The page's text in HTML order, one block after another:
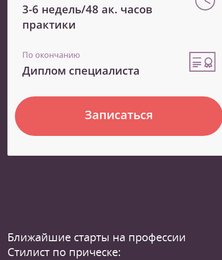
3-6 недель/48 ак. часов
практики
По окончанию
Диплом специалиста
Записаться
Ближайшие старты на профессии
Стилист по прическе: